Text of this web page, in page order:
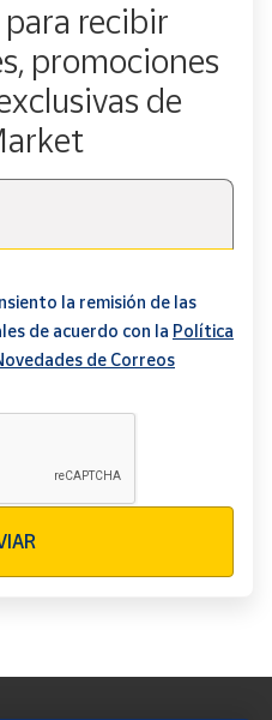
recibir
promociones
de
la remisión de las
de acuerdo con la Política
de Correos